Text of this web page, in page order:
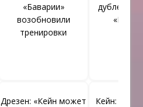
«Баварии»
возобновили
тренировки
дублера
Дрезен: «Кейн может
Кейн: